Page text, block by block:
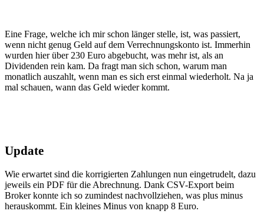
Eine Frage, welche ich mir schon länger stelle, ist, was passiert,
wenn nicht genug Geld auf dem Verrechnungskonto ist. Immerhin
wurden hier über 230 Euro abgebucht, was mehr ist, als an
Dividenden rein kam. Da fragt man sich schon, warum man
monatlich auszahlt, wenn man es sich erst einmal wiederholt. Na ja
mal schauen, wann das Geld wieder kommt.
Update
Wie erwartet sind die korrigierten Zahlungen nun eingetrudelt, dazu
jeweils ein PDF für die Abrechnung. Dank CSV-Export beim
Broker konnte ich so zumindest nachvollziehen, was plus minus
herauskommt. Ein kleines Minus von knapp 8 Euro.